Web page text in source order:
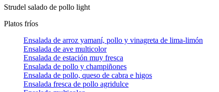
Strudel salado de pollo light
Platos fríos
Ensalada de arroz yamaní, pollo y vinagreta de lima-limón
Ensalada de ave multicolor
Ensalada de estación muy fresca
Ensalada de pollo y champiñones
Ensalada de pollo, queso de cabra e higos
Ensalada fresca de pollo agridulce